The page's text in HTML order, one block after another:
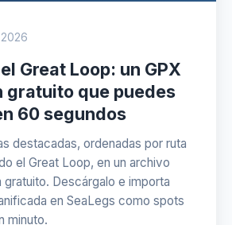
Great Loop: un GPX
gratuito que puedes
60 segundos
destacadas, ordenadas por ruta
el Great Loop, en un archivo
gratuito. Descárgalo e importa
en SeaLegs como spots
minuto.